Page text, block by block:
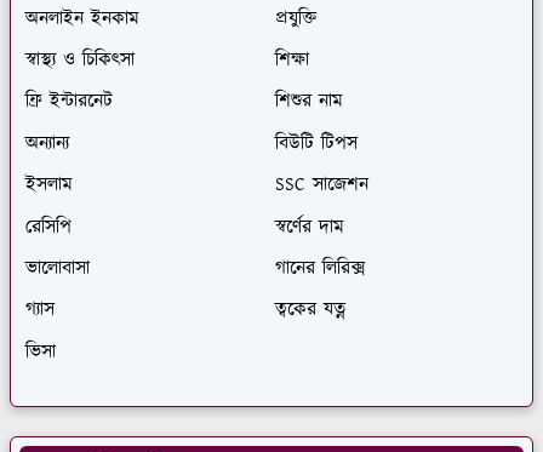
অনলাইন ইনকাম
প্রযুক্তি
স্বাস্থ্য ও চিকিৎসা
শিক্ষা
ফ্রি ইন্টারনেট
শিশুর নাম
অন্যান্য
বিউটি টিপস
ইসলাম
SSC সাজেশন
রেসিপি
স্বর্ণের দাম
ভালোবাসা
গানের লিরিক্স
গ্যাস
ত্বকের যত্ন
ভিসা